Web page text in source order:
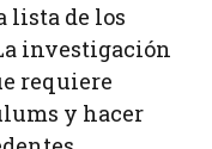
lista de los
investigación
requiere
y hacer